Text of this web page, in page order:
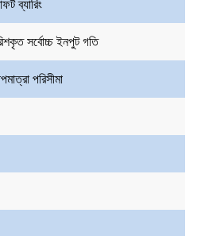
ব্যারিং
সর্বোচ্চ ইনপুট গতি
পরিসীমা